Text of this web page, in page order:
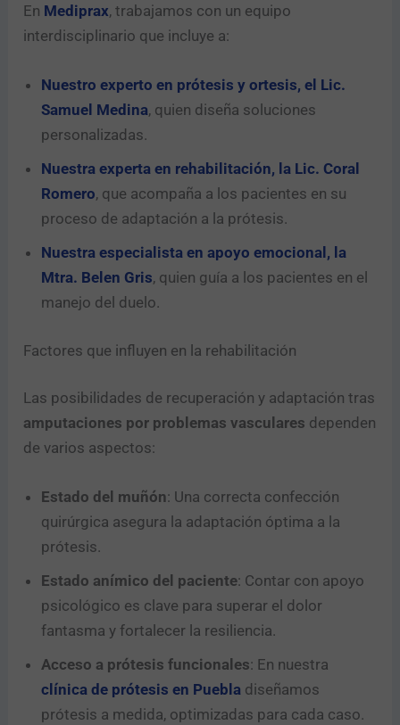
En Mediprax, trabajamos con un equipo
interdisciplinario que incluye a:
Nuestro experto en prótesis y ortesis, el Lic.
Samuel Medina, quien diseña soluciones
personalizadas.
Nuestra experta en rehabilitación, la Lic. Coral
Romero, que acompaña a los pacientes en su
proceso de adaptación a la prótesis.
Nuestra especialista en apoyo emocional, la
Mtra. Belen Gris, quien guía a los pacientes en el
manejo del duelo.
Factores que influyen en la rehabilitación
Las posibilidades de recuperación y adaptación tras
amputaciones por problemas vasculares dependen
de varios aspectos:
Estado del muñón: Una correcta confección
quirúrgica asegura la adaptación óptima a la
prótesis.
Estado anímico del paciente: Contar con apoyo
psicológico es clave para superar el dolor
fantasma y fortalecer la resiliencia.
Acceso a prótesis funcionales: En nuestra
clínica de prótesis en Puebla diseñamos
prótesis a medida, optimizadas para cada caso.